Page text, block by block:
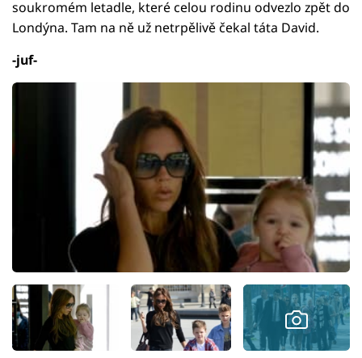
soukromém letadle, které celou rodinu odvezlo zpět do
Londýna. Tam na ně už netrpělivě čekal táta David.
-juf-